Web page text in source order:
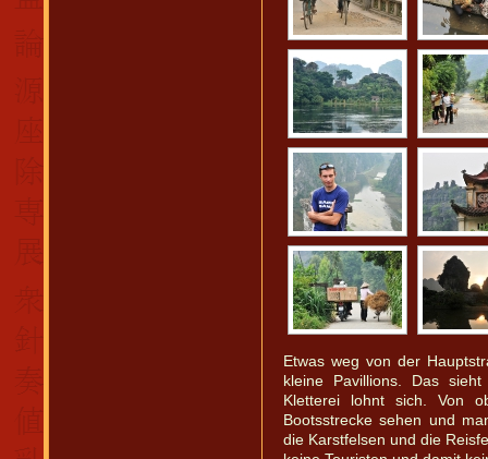
Etwas weg von der
kleine Pavillions. Das
Kletterei lohnt sich. Von
Bootsstrecke sehen und
die Karstfelsen und die